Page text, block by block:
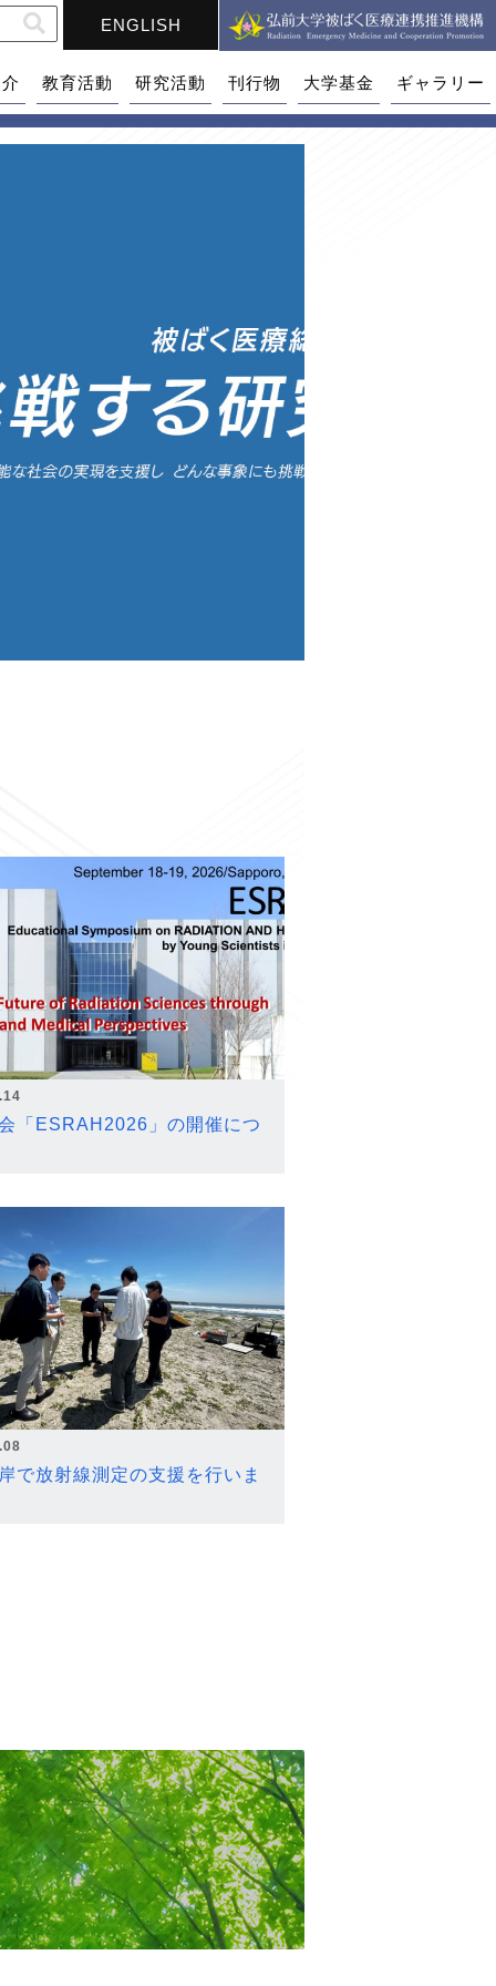
ENGLISH
教育活動 研究活動 刊行物 大学基金 ギャラリー
「ESRAH2026」の開催につ
で放射線測定の支援を行いま